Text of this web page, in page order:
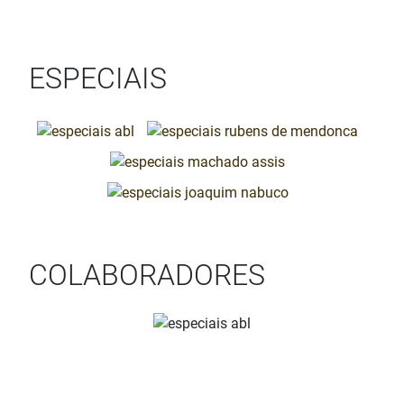
ESPECIAIS
COLABORADORES